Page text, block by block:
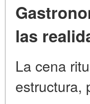
las
La cena
estructura,